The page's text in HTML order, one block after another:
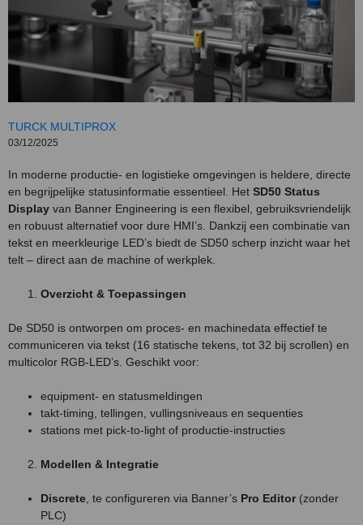
TURCK MULTIPROX
03/12/2025
In moderne productie- en logistieke omgevingen is heldere, directe
en begrijpelijke statusinformatie essentieel. Het SD50 Status
Display van Banner Engineering is een flexibel, gebruiksvriendelijk
en robuust alternatief voor dure HMI’s. Dankzij een combinatie van
tekst en meerkleurige LED’s biedt de SD50 scherp inzicht waar het
telt – direct aan de machine of werkplek.
Overzicht & Toepassingen
De SD50 is ontworpen om proces- en machinedata effectief te
communiceren via tekst (16 statische tekens, tot 32 bij scrollen) en
multicolor RGB-LED’s. Geschikt voor:
equipment- en statusmeldingen
takt-timing, tellingen, vullingsniveaus en sequenties
stations met pick-to-light of productie-instructies
Modellen & Integratie
Discrete , te configureren via Banner’s Pro Editor(zonder
PLC)